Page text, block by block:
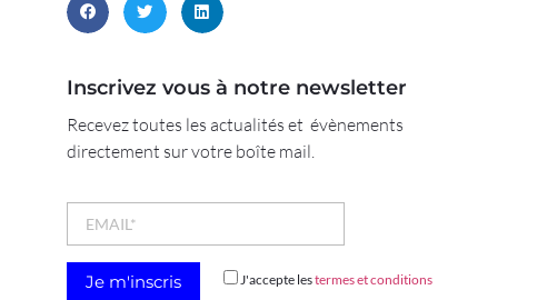
Inscrivez vous à notre newsletter
Recevez toutes les actualités et évènements
directement sur votre boîte mail.
J'accepte lestermes et conditions